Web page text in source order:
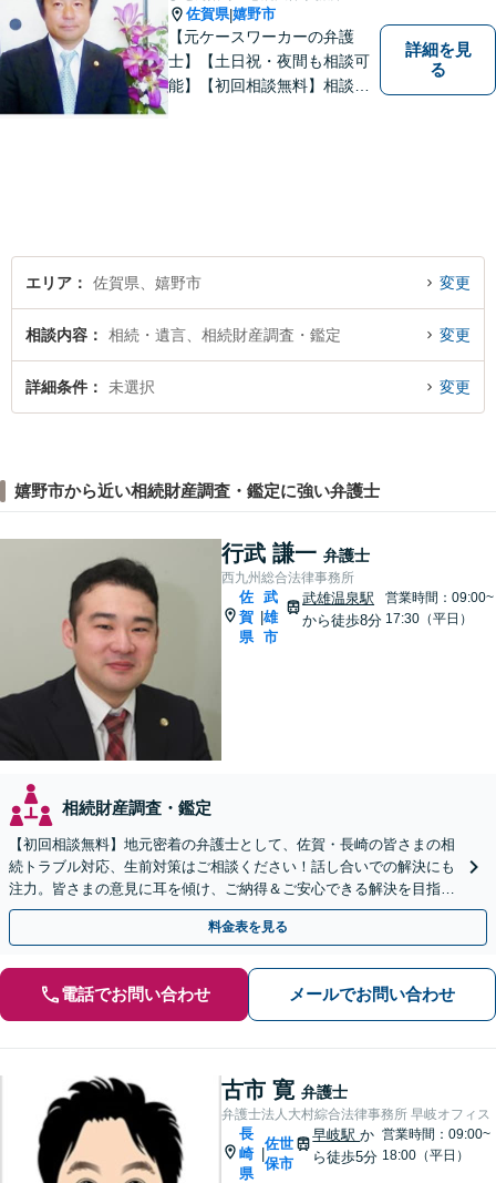
佐賀県|嬉野市
【元ケースワーカーの弁護
士】【土日祝・夜間も相談可
能】【初回相談無料】相談者
詳細を見
る
エリア 佐賀県、嬉野市 変更
相談内容 相続・遺言、相続財産調査・鑑定 変更
詳細条件 未選択 変更
嬉野市から近い相続財産調査・鑑定に強い弁護士
行武 謙一 弁護士
西九州総合法律事務所
佐
賀
県
|
武
雄
市
武雄温泉駅
から徒歩8分
営業時間：09:00~
17:30（平日）
相続財産調査・鑑定
【初回相談無料】地元密着の弁護士として、佐賀・長崎の皆さまの相
続トラブル対応、生前対策はご相談ください！話し合いでの解決にも
注力。皆さまの意見に耳を傾け、ご納得＆ご安心できる解決を目指し
ます【当日相談可】【駐車場あり】【武雄温泉駅8分】
料金表を見る
電話でお問い合わせ メールでお問い合わせ
古市 寛 弁護士
弁護士法人大村綜合法律事務所 早岐オフィス
長
崎
県
佐世
保市
早岐駅か
ら徒歩5分
営業時間：09:00~
18:00（平日）